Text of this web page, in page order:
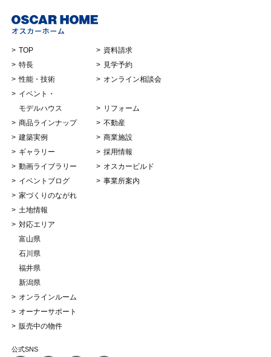
TOP
特長
性能・技術
イベント・
モデルハウス
商品ラインナップ
建築実例
ギャラリー
動画ライブラリー
イベントブログ
家づくりのながれ
土地情報
対応エリア
富山県
石川県
福井県
新潟県
オンラインルーム
オーナーサポート
販売中の物件
資料請求
見学予約
オンライン相談会
リフォーム
不動産
商業施設
採用情報
オスカービルド
事業所案内
公式SNS